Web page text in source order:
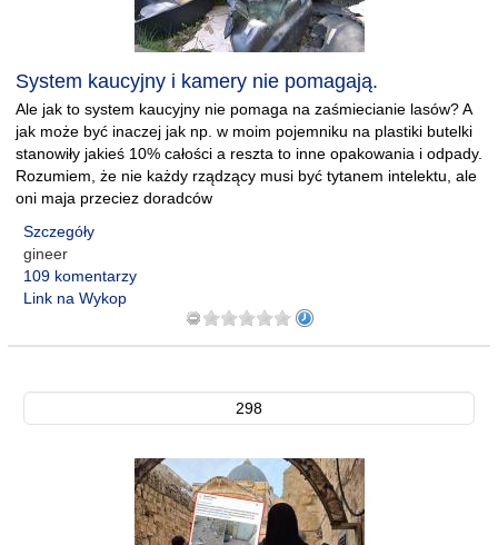
System kaucyjny i kamery nie pomagają.
Ale jak to system kaucyjny nie pomaga na zaśmiecianie lasów? A
jak może być inaczej jak np. w moim pojemniku na plastiki butelki
stanowiły jakieś 10% całości a reszta to inne opakowania i odpady.
Rozumiem, że nie każdy rządzący musi być tytanem intelektu, ale
oni maja przeciez doradców
Szczegóły
gineer
109 komentarzy
Link na Wykop
298